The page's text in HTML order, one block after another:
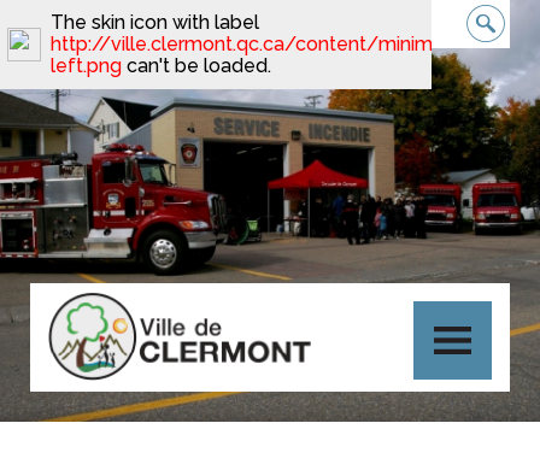
The skin icon with label
http://ville.clermont.qc.ca/content/
left.png can't be loaded.